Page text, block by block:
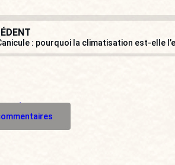
Canicule : pourquoi la climatisation est-elle